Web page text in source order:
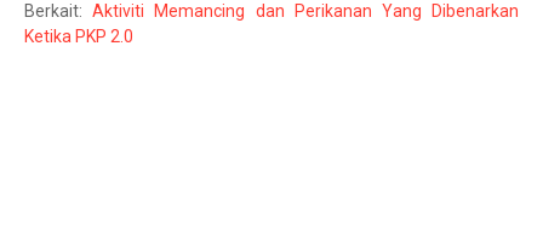
Berkait:Aktiviti Memancing dan Perikanan Yang Dibenarkan
Ketika PKP 2.0